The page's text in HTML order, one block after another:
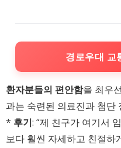
경로우대 교
환자분들의 편안함을 최우
과는 숙련된 의료진과 첨단
* 후기: “제 친구가 여기서
보다 훨씬 자세하고 친절하